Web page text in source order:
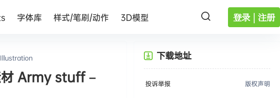
登录 | 注册
字体库 样式/笔刷/动作 3D模型
Illustration
材 Army stuff –
下载地址
投诉举报 版权声明